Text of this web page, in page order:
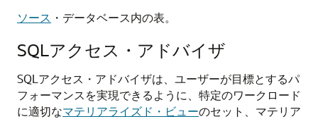
ソース ・データベース内の表。
SQLアクセス・アドバイザ
SQLアクセス・アドバイザは、ユーザーが目標とするパ
フォーマンスを実現できるように、特定のワークロード
に適切なマテリアライズド・ビューのセット、マテリア